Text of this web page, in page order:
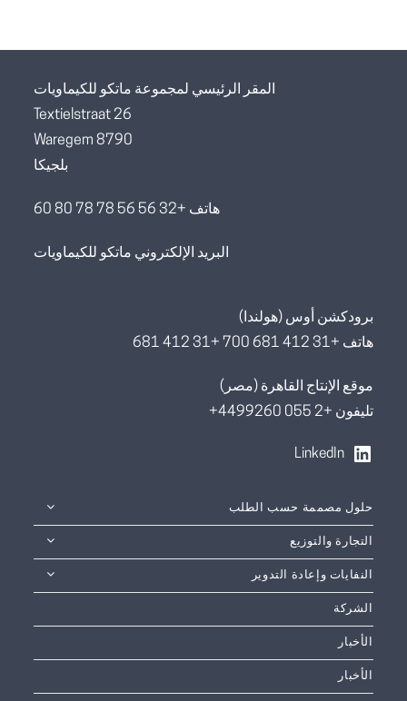
المقر الرئيسي لمجموعة ماتكو للكيماويات
Textielstraat 26
8790 Waregem
بلجيكا
هاتف +32 56 56 78 78 80 60
البريد الإلكتروني ماتكو للكيماويات
برودكشن أوس (هولندا)
هاتف +31 412 681 700 +31 412 681
موقع الإنتاج القاهرة (مصر)
تليفون +2 055 4499260+
LinkedIn
حلول مصممة حسب الطلب
التجارة والتوزيع
النفايات وإعادة التدوير
الشركة
الأخبار
الأخبار